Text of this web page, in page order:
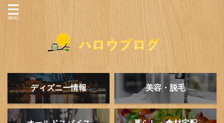
ディズニー情報 美容・脱毛